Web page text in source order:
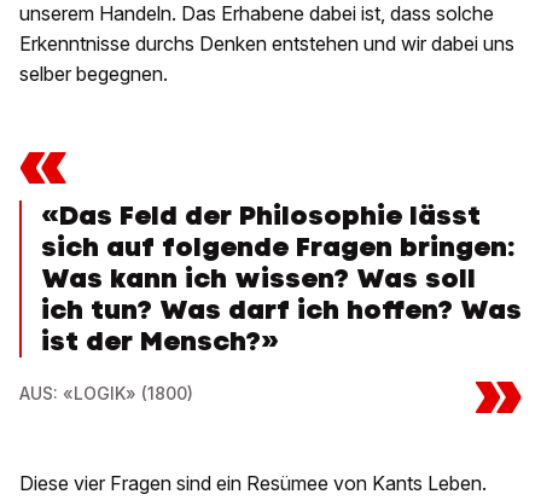
unserem Handeln. Das Erhabene dabei ist, dass solche
Erkenntnisse durchs Denken entstehen und wir dabei uns
selber begegnen.
«
«Das Feld der Philosophie lässt
sich auf folgende Fragen bringen:
Was kann ich wissen? Was soll
ich tun? Was darf ich hoffen? Was
ist der Mensch?»
AUS: «LOGIK» (1800) »
Diese vier Fragen sind ein Resümee von Kants Leben.